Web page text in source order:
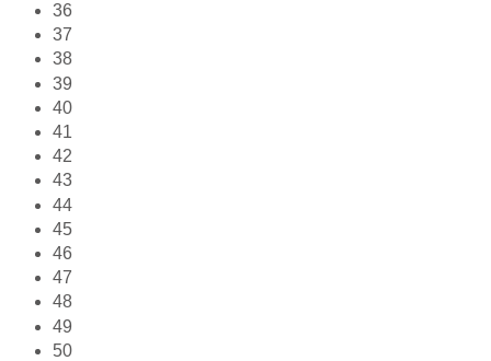
36
37
38
39
40
41
42
43
44
45
46
47
48
49
50